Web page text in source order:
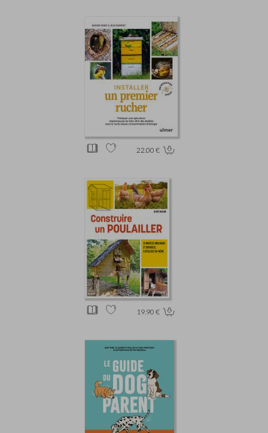
22.00 €
19.90 €